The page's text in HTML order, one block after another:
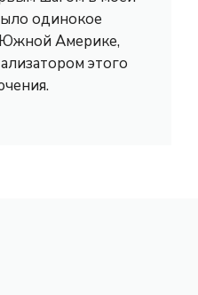
одинокое
Америке,
этого